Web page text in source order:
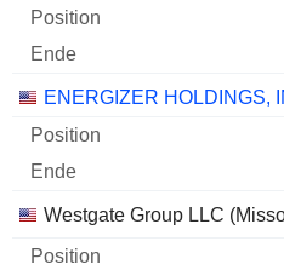
ENERGIZER HOLDINGS,
Westgate Group LLC